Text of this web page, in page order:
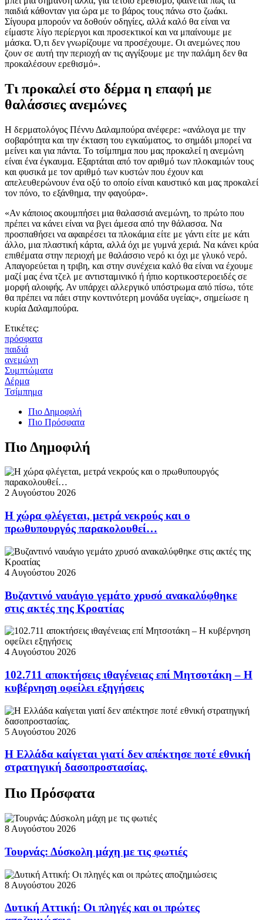
παιδιά κάθονταν για ώρα με το βάρος τους πάνω στο ζωάκι.
Σίγουρα μπορούν να δοθούν οδηγίες, αλλά καλό θα είναι να
είμαστε λίγο περίεργοι και προσεκτικοί και να μπαίνουμε με
μάσκα. Ό,τι δεν γνωρίζουμε να προσέχουμε. Οι ανεμώνες που
ζουν σε αυτή την περιοχή αν τις αγγίξουμε με την παλάμη δεν θα
προκαλέσουν ερεθισμό».
Τι προκαλεί στο δέρμα η επαφή με
θαλάσσιες ανεμώνες
Η δερματολόγος Πέννυ Δαλαμπούρα ανέφερε: «ανάλογα με την
σοβαρότητα και την έκταση του εγκαύματος, το σημάδι μπορεί να
μείνει και για πάντα. Το τσίμπημα που μας προκαλεί η ανεμώνη
είναι ένα έγκαυμα. Εξαρτάται από τον αριθμό των πλοκαμιών τους
και φυσικά με τον αριθμό των κυστών που έχουν και
απελευθερώνουν ένα οξύ το οποίο είναι καυστικό και μας προκαλεί
τον πόνο, το εξάνθημα, την φαγούρα».
«Αν κάποιος ακουμπήσει μια θαλασσιά ανεμώνη, το πρώτο που
πρέπει να κάνει είναι να βγει άμεσα από την θάλασσα. Να
προσπαθήσει να αφαιρέσει τα πλοκάμια είτε με γάντι είτε με κάτι
άλλο, μια πλαστική κάρτα, αλλά όχι με γυμνά χεριά. Να κάνει κρύα
επιθέματα στην περιοχή με θαλάσσιο νερό κι όχι με γλυκό νερό.
Απαγορεύεται η τριβη, και στην συνέχεια καλό θα είναι να έχουμε
μαζί μας ένα τζελ με αντισταμινικό ή ήπιο κορτικοστεροειδές σε
μορφή αλοιφής. Αν υπάρχει αλλεργικό υπόστρωμα από πίσω, τότε
θα πρέπει να πάει στην κοντινότερη μονάδα υγείας», σημείωσε η
κυρία Δαλαμπούρα.
Ετικέτες:
πρόσφατα
παιδιά
ανεμώνη
Συμπτώματα
Δέρμα
Τσίμπημα
Πιο Δημοφιλή
Πιο Πρόσφατα
Πιο Δημοφιλή
2 Αυγούστου 2026
Η χώρα φλέγεται, μετρά νεκρούς και ο
πρωθυπουργός παρακολουθεί…
4 Αυγούστου 2026
Βυζαντινό ναυάγιο γεμάτο χρυσό ανακαλύφθηκε
στις ακτές της Κροατίας
4 Αυγούστου 2026
102.711 αποκτήσεις ιθαγένειας επί Μητσοτάκη – Η
κυβέρνηση οφείλει εξηγήσεις
5 Αυγούστου 2026
Η Ελλάδα καίγεται γιατί δεν απέκτησε ποτέ εθνική
στρατηγική δασοπροστασίας.
Πιο Πρόσφατα
8 Αυγούστου 2026
Τουρνάς: Δύσκολη μάχη με τις φωτιές
8 Αυγούστου 2026
Δυτική Αττική: Οι πληγές και οι πρώτες